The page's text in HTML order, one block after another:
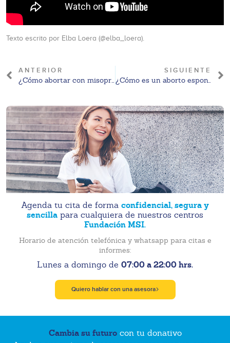
Texto escrito por Elba Loera (@elba_loera).
ANTERIOR
¿Cómo abortar con misoprostol vía oral?
SIGUIENTE
¿Cómo es un aborto espontáneo?
Agenda tu cita de forma confidencial, segura y
sencilla para cualquiera de nuestros centros
Fundación MSI.
Horario de atención telefónica y whatsapp para citas e
informes:
Lunes a domingo de 07:00 a 22:00 hrs.
Quiero hablar con una asesora
Cambia su futurocon tu donativo